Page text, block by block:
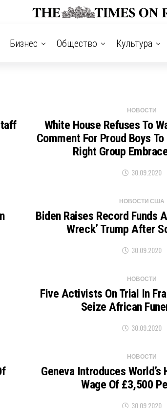
Бизнес Общество Культура
НОВОСТИ
White House Refuses To
Comment For Proud Boys To
Right Group
30.09.2020
НОВОСТИ США
Biden Raises Record Funds
Wreck’ Trump After
30.09.2020
НОВОСТИ
Five Activists On Trial In
Seize African
30.09.2020
НОВОСТИ
Geneva Introduces
Wage Of £3,500
30.09.2020